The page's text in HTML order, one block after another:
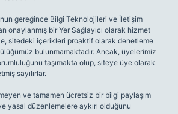
gereğince Bilgi Teknolojileri ve İletişim
onaylanmış bir Yer Sağlayıcı olarak hizmet
sitedeki içerikleri proaktif olarak denetleme
bulunmamaktadır. Ancak, üyelerimiz
taşımakta olup, siteye üye olarak
sayılırlar.
ve tamamen ücretsiz bir bilgi paylaşım
yasal düzenlemelere aykırı olduğunu